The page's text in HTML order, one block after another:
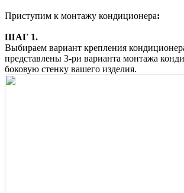
Приступим к монтажу кондиционера:
ШАГ 1.
Выбираем вариант крепления
представлены 3-ри варианта монтажа
боковую стенку вашего изделия.